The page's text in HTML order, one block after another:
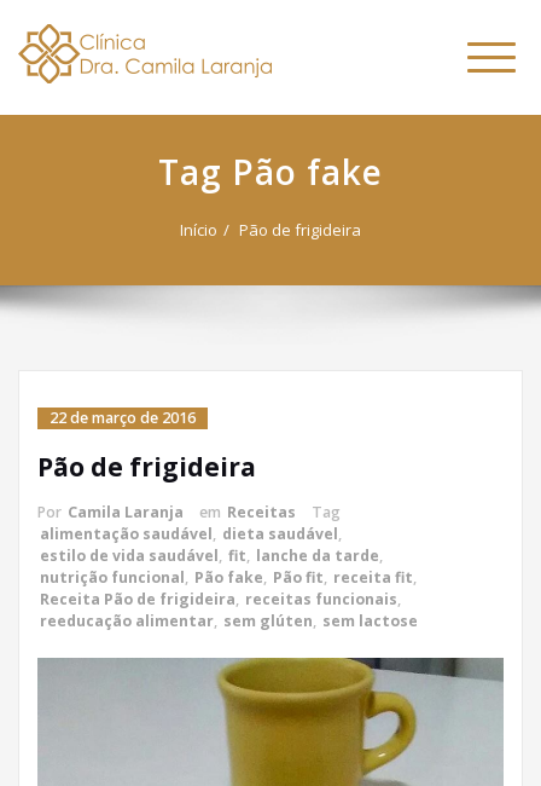
content
Laranja
Especialista em Fitoterapia
Tag Pão fake
Início Pão de frigideira
22 de março de 2016
Pão de frigideira
Por Camila Laranja em Receitas
Tag
alimentação saudável, dieta saudável,
estilo de vida saudável, fit, lanche da tarde,
nutrição funcional, Pão fake, Pão fit, receita fit,
Receita Pão de frigideira, receitas funcionais,
reeducação alimentar, sem glúten, sem lactose